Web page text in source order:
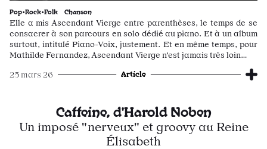
Pop•Rock•Folk Chanson
Elle a mis Ascendant Vierge entre parenthèses, le temps de se
consacrer à son parcours en solo dédié au piano. Et à un album
surtout, intitulé Piano-Voix, justement. Et en même temps, pour
Mathilde Fernandez, Ascendant Vierge n’est jamais très loin…
25 mars 26 Article
Caffeine, d'Harold Noben
Un imposé "nerveux" et groovy au Reine
Élisabeth